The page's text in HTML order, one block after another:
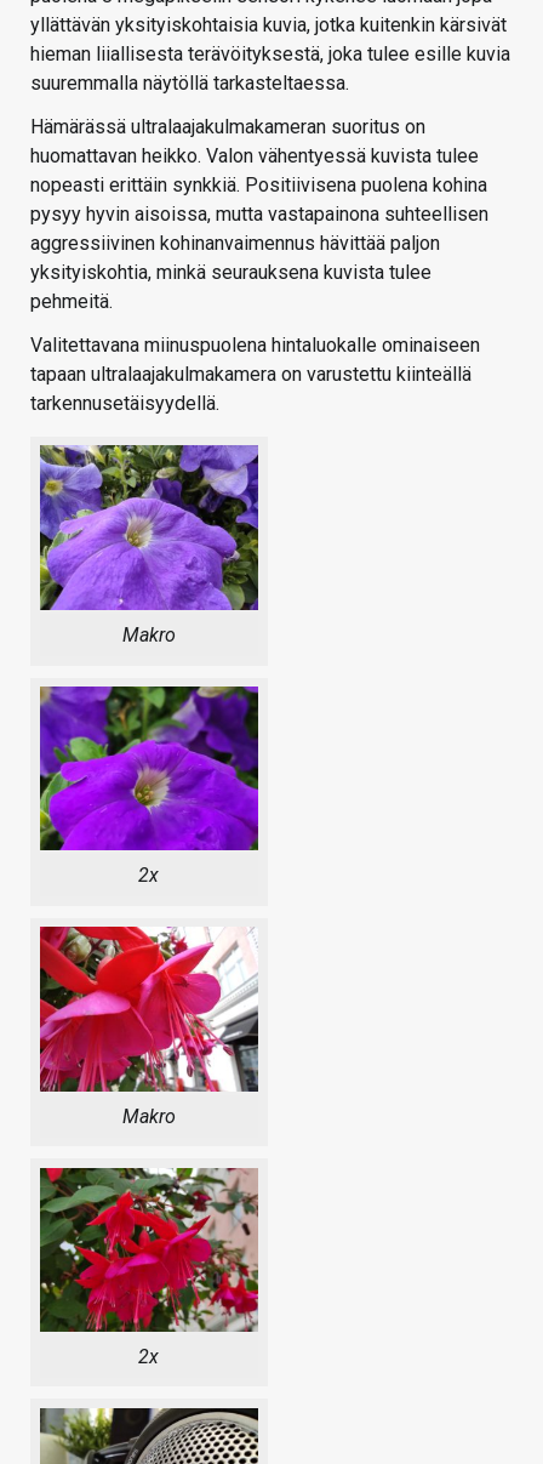
yllättävän yksityiskohtaisia kuvia, jotka kuitenkin kärsivät
hieman liiallisesta terävöityksestä, joka tulee esille kuvia
suuremmalla näytöllä tarkasteltaessa.
Hämärässä ultralaajakulmakameran suoritus on
huomattavan heikko. Valon vähentyessä kuvista tulee
nopeasti erittäin synkkiä. Positiivisena puolena kohina
pysyy hyvin aisoissa, mutta vastapainona suhteellisen
aggressiivinen kohinanvaimennus hävittää paljon
yksityiskohtia, minkä seurauksena kuvista tulee
pehmeitä.
Valitettavana miinuspuolena hintaluokalle ominaiseen
tapaan ultralaajakulmakamera on varustettu kiinteällä
tarkennusetäisyydellä.
Makro
2x
Makro
2x